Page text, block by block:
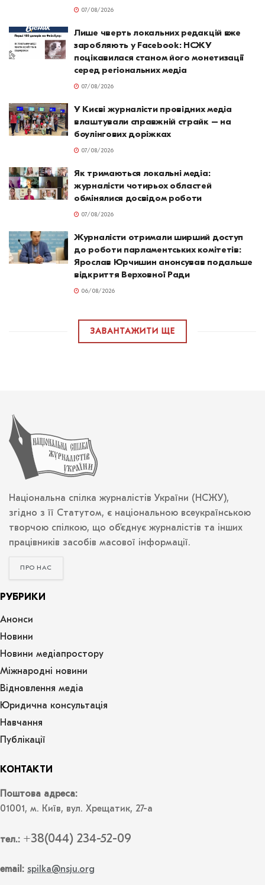
07/08/2026
Лише чверть локальних редакцій вже
заробляють у Facebook: НСЖУ
поцікавилася станом його монетизації
серед регіональних медіа
07/08/2026
У Києві журналісти провідних медіа
влаштували справжній страйк – на
боулінгових доріжках
07/08/2026
Як тримаються локальні медіа:
журналісти чотирьох областей
обмінялися досвідом роботи
07/08/2026
Журналісти отримали ширший доступ
до роботи парламентських комітетів:
Ярослав Юрчишин анонсував подальше
відкриття Верховної Ради
06/08/2026
ЗАВАНТАЖИТИ ЩЕ
Національна спілка журналістів України (НСЖУ),
згідно з її Статутом, є національною всеукраїнською
творчою спілкою, що об’єднує журналістів та інших
працівників засобів масової інформації.
ПРО НАС
РУБРИКИ
Анонси
Новини
Новини медіапростору
Міжнародні новини
Відновлення медіа
Юридична консультація
Навчання
Публікації
КОНТАКТИ
Поштова адреса:
01001, м. Київ, вул. Хрещатик, 27-а
тел.: +38(044) 234-52-09
email: spilka@nsju.org